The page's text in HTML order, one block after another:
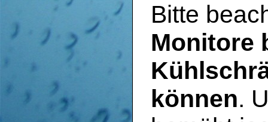
Bitte
Monitore
können.